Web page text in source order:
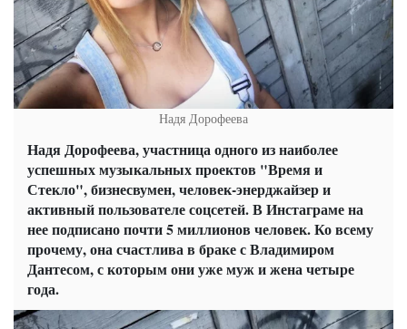
Надя Дорофеева
Надя Дорофеева, участница одного из наиболее
успешных музыкальных проектов "Время и
Стекло", бизнесвумен, человек-энерджайзер и
активный пользователе соцсетей. В Инстаграме на
нее подписано почти 5 миллионов человек. Ко всему
прочему, она счастлива в браке с Владимиром
Дантесом, с которым они уже муж и жена четыре
года.